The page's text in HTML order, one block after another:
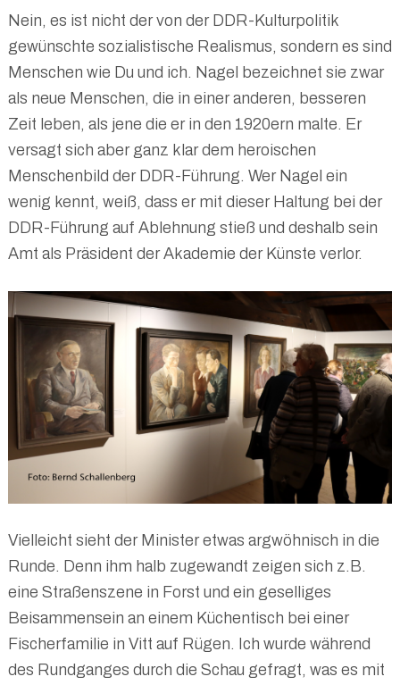
Nein, es ist nicht der von der DDR-Kulturpolitik
gewünschte sozialistische Realismus, sondern es sind
Menschen wie Du und ich. Nagel bezeichnet sie zwar
als neue Menschen, die in einer anderen, besseren
Zeit leben, als jene die er in den 1920ern malte. Er
versagt sich aber ganz klar dem heroischen
Menschenbild der DDR-Führung. Wer Nagel ein
wenig kennt, weiß, dass er mit dieser Haltung bei der
DDR-Führung auf Ablehnung stieß und deshalb sein
Amt als Präsident der Akademie der Künste verlor.
Vielleicht sieht der Minister etwas argwöhnisch in die
Runde. Denn ihm halb zugewandt zeigen sich z.B.
eine Straßenszene in Forst und ein geselliges
Beisammensein an einem Küchentisch bei einer
Fischerfamilie in Vitt auf Rügen. Ich wurde während
des Rundganges durch die Schau gefragt, was es mit